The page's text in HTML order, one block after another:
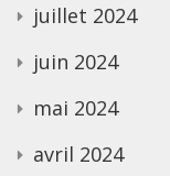
juillet 2024
juin 2024
mai 2024
avril 2024